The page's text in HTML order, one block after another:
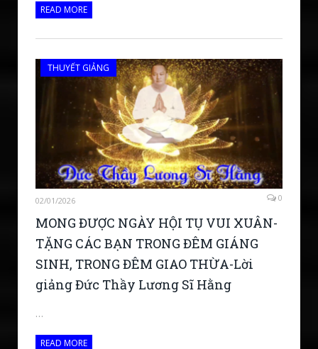
READ MORE
THUYẾT GIẢNG
02/01/2026 0
MONG ĐƯỢC NGÀY HỘI TỤ VUI XUÂN-
TẶNG CÁC BẠN TRONG ĐÊM GIÁNG
SINH, TRONG ĐÊM GIAO THỪA-Lời
giảng Đức Thầy Lương Sĩ Hằng
…
READ MORE